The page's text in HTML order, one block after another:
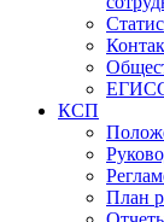
КСП
План